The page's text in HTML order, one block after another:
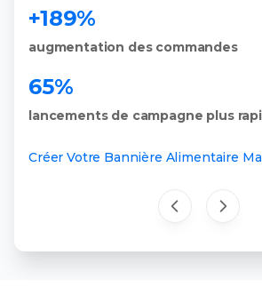
+189%
augmentation des commandes
65%
lancements de campagne plus
Créer Votre Bannière Alimentaire